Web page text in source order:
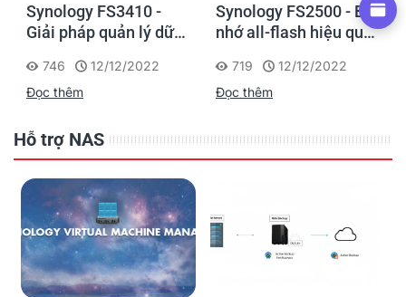
Synology FS3410 -
Giải pháp quản lý dữ
kiệm chi phí cho
doanh nghiệp vừa và
746
12/12/2022
Đọc thêm
Synology FS2500 - Bộ
nhớ all-flash hiệu quả
doanh nghiệp vừa và
nhỏ
719
12/12/2022
Đọc thêm
Hỗ trợ NAS